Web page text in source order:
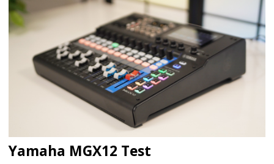
Yamaha MGX12 Test